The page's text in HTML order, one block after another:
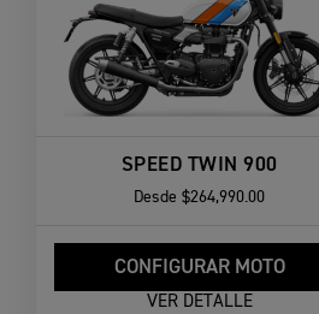
SPEED TWIN 900
Desde $264,990.00
CONFIGURAR MOTO
VER DETALLE